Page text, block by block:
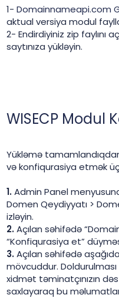
1- Domainnameapi.com
aktual versiya modul
2- Endirdiyiniz zip faylını
saytınıza yükləyin.
WISECP Modul
Yükləmə
və konfiqurasiya etmək
1.Admin Panel
Domen Qeydiyyatı >
izləyin.
2.Açılan səhifədə
“Konfiqurasiya et”
3.Açılan səhifədə
mövcuddur.
xidmət təminatçınızın
saxlayaraq bu